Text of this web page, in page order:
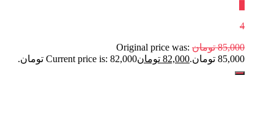
4
85,000 تومان Original price was:
85,000 تومان.
82,000 تومانCurrent price is: 82,000 تومان.